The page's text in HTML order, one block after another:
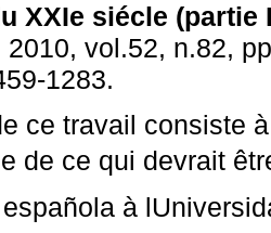
XXIe siécle (partie
2010, vol.52, n.82,
1283.
ce travail consiste
de ce qui devrait
à